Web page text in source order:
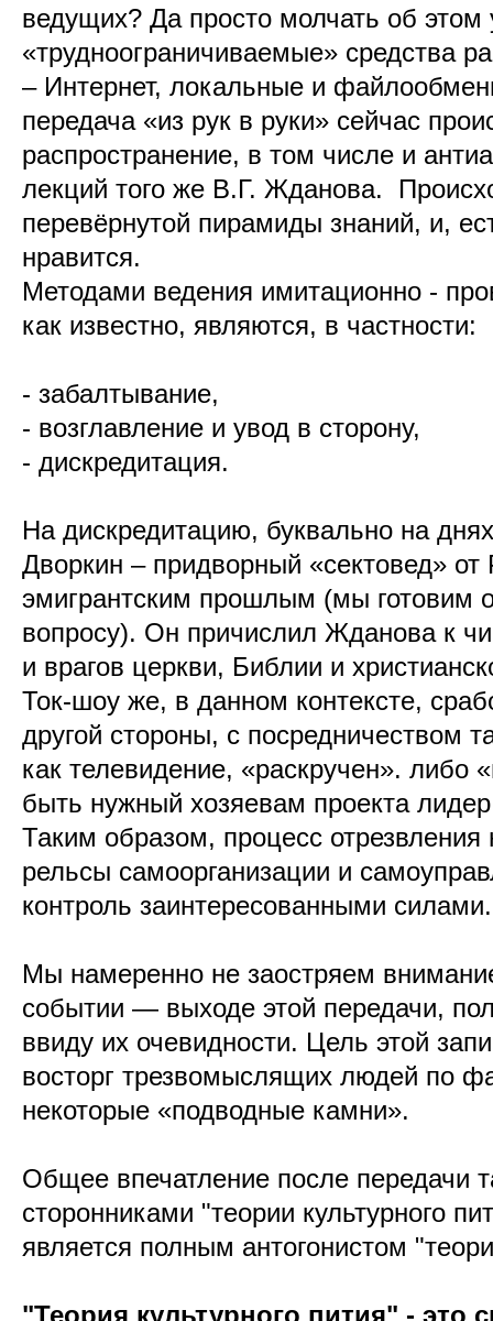
ведущих? Да просто молчать об
«трудноограничиваемые» средства
– Интернет, локальные и
передача «из рук в руки» сейчас
распространение, в том числе и
лекций того же В.Г. Жданова.
перевёрнутой пирамиды знаний, и,
нравится.
Методами ведения имитационно -
как известно, являются, в частности:
- забалтывание,
- возглавление и увод в сторону,
- дискредитация.
На дискредитацию, буквально на
Дворкин – придворный «сектовед»
эмигрантским прошлым (мы готовим
вопросу). Он причислил Жданова к
и врагов церкви, Библии и
Ток-шоу же, в данном контексте,
другой стороны, с посредничеством
как телевидение, «раскручен». либо
быть нужный хозяевам проекта
Таким образом, процесс
рельсы самоорганизации и
контроль заинтересованными силами.
Мы намеренно не заостряем
событии — выходе этой передачи,
ввиду их очевидности. Цель этой
восторг трезвомыслящих людей по
некоторые «подводные камни».
Общее впечатление после передачи
сторонниками "теории культурного
является полным антогонистом
"Теория культурного пития" - это